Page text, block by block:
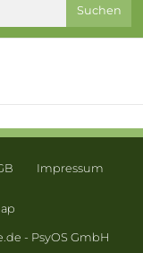
Suchen
Impressum
- PsyOS GmbH